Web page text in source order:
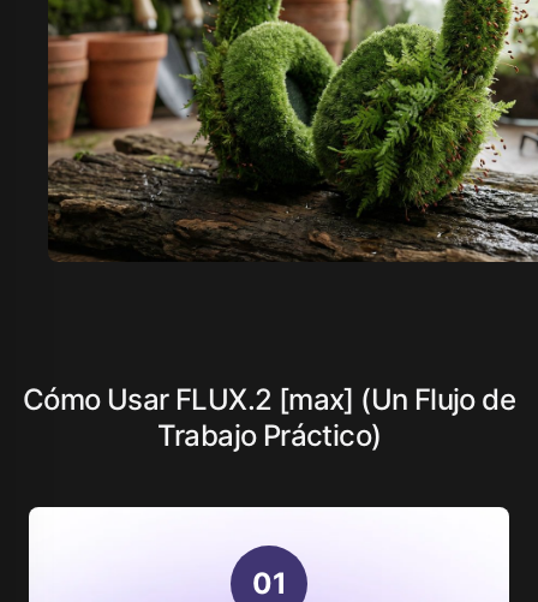
Cómo Usar FLUX.2 [max] (Un Flujo de
Trabajo Práctico)
01